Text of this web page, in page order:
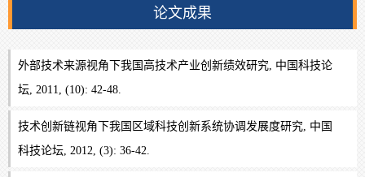
论文成果
外部技术来源视角下我国高技术产业创新绩效研究, 中国科技论
坛, 2011, (10): 42-48.
技术创新链视角下我国区域科技创新系统协调发展度研究, 中国
科技论坛, 2012, (3): 36-42.